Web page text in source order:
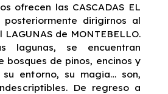
ofrecen las CASCADAS EL
posteriormente dirigirnos al
de MONTEBELLO.
lagunas, se encuentran
bosques de pinos, encinos y
su entorno, su magia… son,
De regreso a